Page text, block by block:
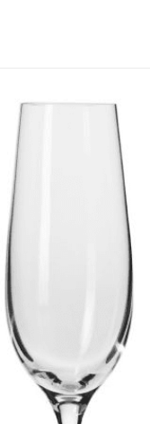
KROSNO GLASS PREZENTY ,